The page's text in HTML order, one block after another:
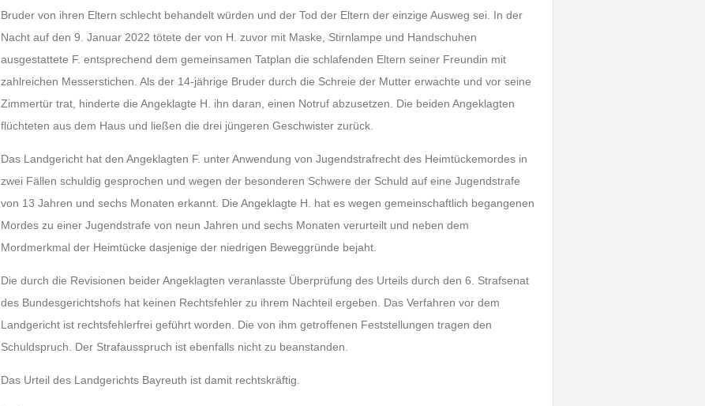
Bruder von ihren Eltern schlecht behandelt würden und der Tod der Eltern der einzige Ausweg sei. In der
Nacht auf den 9. Januar 2022 tötete der von H. zuvor mit Maske, Stirnlampe und Handschuhen
ausgestattete F. entsprechend dem gemeinsamen Tatplan die schlafenden Eltern seiner Freundin mit
zahlreichen Messerstichen. Als der 14-jährige Bruder durch die Schreie der Mutter erwachte und vor seine
Zimmertür trat, hinderte die Angeklagte H. ihn daran, einen Notruf abzusetzen. Die beiden Angeklagten
flüchteten aus dem Haus und ließen die drei jüngeren Geschwister zurück.
Das Landgericht hat den Angeklagten F. unter Anwendung von Jugendstrafrecht des Heimtückemordes in
zwei Fällen schuldig gesprochen und wegen der besonderen Schwere der Schuld auf eine Jugendstrafe
von 13 Jahren und sechs Monaten erkannt. Die Angeklagte H. hat es wegen gemeinschaftlich begangenen
Mordes zu einer Jugendstrafe von neun Jahren und sechs Monaten verurteilt und neben dem
Mordmerkmal der Heimtücke dasjenige der niedrigen Beweggründe bejaht.
Die durch die Revisionen beider Angeklagten veranlasste Überprüfung des Urteils durch den 6. Strafsenat
des Bundesgerichtshofs hat keinen Rechtsfehler zu ihrem Nachteil ergeben. Das Verfahren vor dem
Landgericht ist rechtsfehlerfrei geführt worden. Die von ihm getroffenen Feststellungen tragen den
Schuldspruch. Der Strafausspruch ist ebenfalls nicht zu beanstanden.
Das Urteil des Landgerichts Bayreuth ist damit rechtskräftig.